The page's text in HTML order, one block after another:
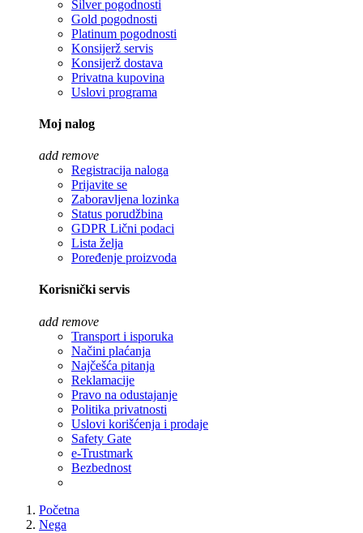
Silver pogodnosti
Gold pogodnosti
Platinum pogodnosti
Konsijerž servis
Konsijerž dostava
Privatna kupovina
Uslovi programa
Moj nalog
add remove
Registracija naloga
Prijavite se
Zaboravljena lozinka
Status porudžbina
GDPR Lični podaci
Lista želja
Poređenje proizvoda
Korisnički servis
add remove
Transport i isporuka
Načini plaćanja
Najčešća pitanja
Reklamacije
Pravo na odustajanje
Politika privatnosti
Uslovi korišćenja i prodaje
Safety Gate
e-Trustmark
Bezbednost
Početna
Nega